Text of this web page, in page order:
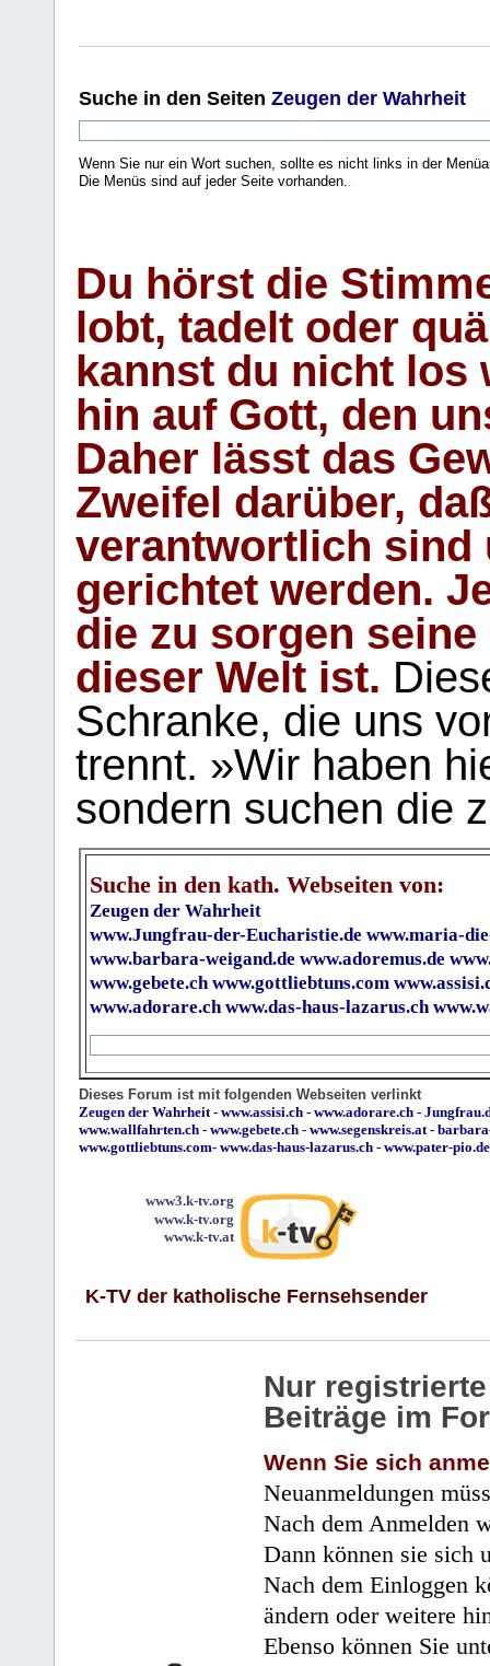
Suche in den Seiten Zeugen der Wahrheit
Wenn Sie nur ein Wort suchen, sollte es nicht links in der
Die Menüs sind auf jeder Seite vorhanden..
Du hörst die
lobt, tadelt oder
kannst du nicht los
hin auf Gott, den
Daher lässt das
Zweifel darüber,
verantwortlich sind
gerichtet werden.
die zu sorgen
dieser Welt ist.
Schranke, die uns
trennt. »Wir haben
sondern suchen die
Suche in den kath. Webseiten von:
Zeugen der Wahrheit
www.Jungfrau-der-Eucharistie.de www.maria-
www.barbara-weigand.de www.adoremus.de
www.gebete.ch www.gottliebtuns.com
www.adorare.ch www.das-haus-lazarus.ch
Dieses Forum ist mit folgenden Webseiten verlinkt
Zeugen der Wahrheit- www.assisi.ch - www.adorare.ch -
www.wallfahrten.ch - www.gebete.ch - www.segenskreis.at-
www.gottliebtuns.com- www.das-haus-lazarus.ch - www.pater-pio.de
www3.k-tv.org
www.k-tv.org
www.k-tv.at
K-TV der katholische Fernsehsender
Nur
Beiträge im
Wenn Sie sich
Neuanmeldungen
Nach dem Anmelden
Dann können sie sich
Nach dem Einloggen
ändern oder weitere
Ebenso können Sie